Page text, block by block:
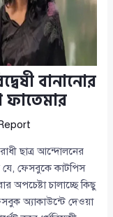
বানানোর
ছাত্র আন্দোলনের
ফেসবুকে কাটপিস
অপচেষ্টা চালাচ্ছে কিছু
অ্যাকাউন্টে দেওয়া